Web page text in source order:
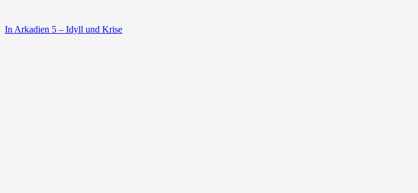
In Arkadien 5 – Idyll und Krise